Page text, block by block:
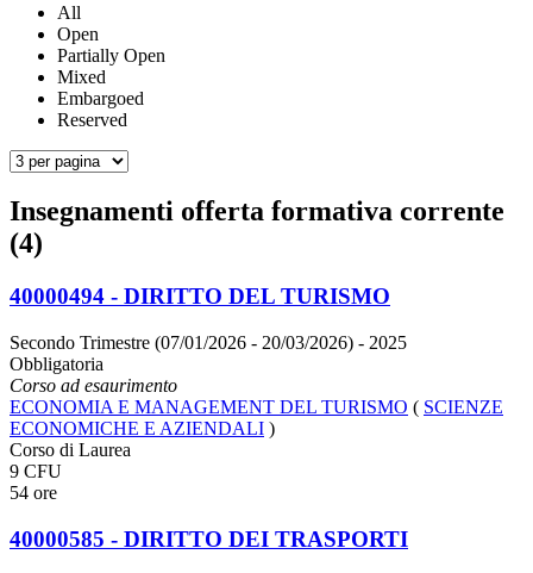
All
Open
Partially Open
Mixed
Embargoed
Reserved
Insegnamenti offerta formativa corrente
(4)
40000494 - DIRITTO DEL TURISMO
Secondo Trimestre (07/01/2026 - 20/03/2026) - 2025
Obbligatoria
Corso ad esaurimento
ECONOMIA E MANAGEMENT DEL TURISMO ( SCIENZE
ECONOMICHE E AZIENDALI )
Corso di Laurea
9 CFU
54 ore
40000585 - DIRITTO DEI TRASPORTI